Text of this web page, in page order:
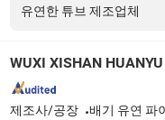
유연한 튜브 제조업체
WUXI XISHAN
제조사/공장 배기 유연 파이프, 유연